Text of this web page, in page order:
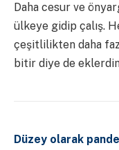
Daha cesur ve
ülkeye gidip çalış.
çeşitlilikten daha
bitir diye de
Düzey olarak